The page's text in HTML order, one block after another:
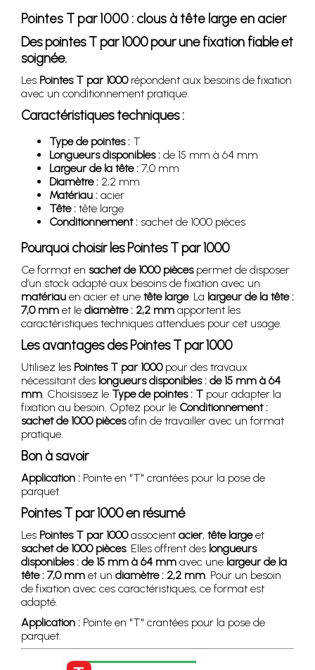
Pointes T par 1000 : clous à tête large en acier
Des pointes T par 1000 pour une fixation fiable et
soignée.
Les Pointes T par 1000répondent aux besoins de fixation
avec un conditionnement pratique.
Caractéristiques techniques :
Type de pointes : T
Longueurs disponibles : de 15 mm à 64 mm
Largeur de la tête : 7,0 mm
Diamètre : 2,2 mm
Matériau : acier
Tête : tête large
Conditionnement : sachet de 1000 pièces
Pourquoi choisir les Pointes T par 1000
Ce format en sachet de 1000 piècespermet de disposer
d’un stock adapté aux besoins de fixation avec un
matériau en acier et une tête large. La largeur de la tête :
7,0 mm et le diamètre : 2,2 mm apportent les
caractéristiques techniques attendues pour cet usage.
Les avantages des Pointes T par 1000
Utilisez les Pointes T par 1000pour des travaux
nécessitant des longueurs disponibles : de 15 mm à 64
mm . Choisissez le Type de pointes : T pour adapter la
fixation au besoin. Optez pour le Conditionnement :
sachet de 1000 piècesafin de travailler avec un format
pratique.
Bon à savoir
Application : Pointe en "T" crantées pour la pose de
parquet.
Pointes T par 1000 en résumé
Les Pointes T par 1000associent acier, tête largeet
sachet de 1000 pièces. Elles offrent des longueurs
disponibles : de 15 mm à 64 mm avec une largeur de la
tête : 7,0 mm et un diamètre : 2,2 mm . Pour un besoin
de fixation avec ces caractéristiques, ce format est
adapté.
Application : Pointe en "T" crantées pour la pose de
parquet.